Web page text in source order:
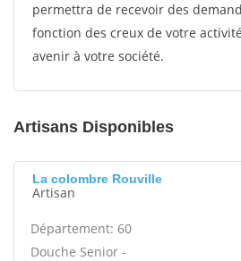
permettra de recevoir des
fonction des creux de votre
avenir à votre société.
Artisans Disponibles
La colombre Rouville
Artisan
Département: 60
Douche Senior -